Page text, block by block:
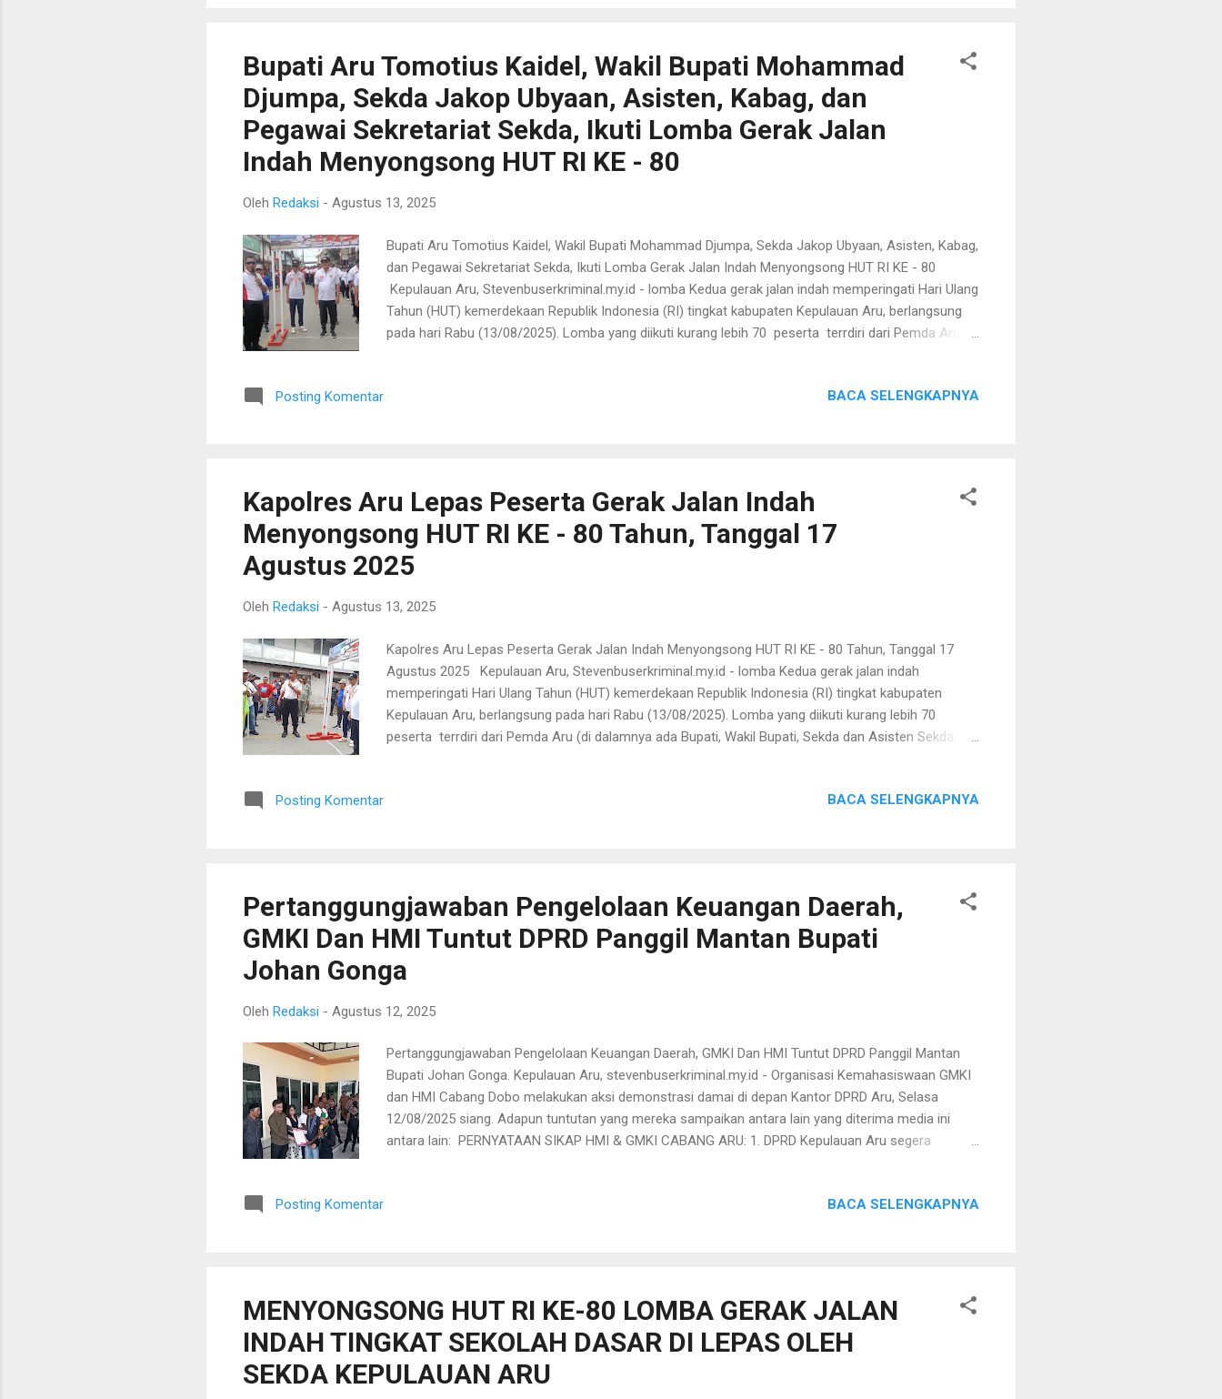
Bupati Aru Tomotius Kaidel, Wakil Bupati Mohammad
Djumpa, Sekda Jakop Ubyaan, Asisten, Kabag, dan
Pegawai Sekretariat Sekda, Ikuti Lomba Gerak Jalan
Indah Menyongsong HUT RI KE - 80
Oleh Redaksi - Agustus 13, 2025
Bupati Aru Tomotius Kaidel, Wakil Bupati Mohammad Djumpa, Sekda Jakop Ubyaan, Asisten, Kabag,
dan Pegawai Sekretariat Sekda, Ikuti Lomba Gerak Jalan Indah Menyongsong HUT RI KE - 80
Kepulauan Aru, Stevenbuserkriminal.my.id - lomba Kedua gerak jalan indah memperingati Hari Ulang
Tahun (HUT) kemerdekaan Republik Indonesia (RI) tingkat kabupaten Kepulauan Aru, berlangsung
pada hari Rabu (13/08/2025). Lomba yang diikuti kurang lebih 70 peserta terrdiri dari Pemda Aru (di
ORMAS, BUMN, Para Guru, RT/RW dan Mayarakat, dilepas oleh Kapolres AKBP Albert Perwira Sihite.
Posting Komentar BACA SELENGKAPNYA
Kapolres Aru Lepas Peserta Gerak Jalan Indah
Menyongsong HUT RI KE - 80 Tahun, Tanggal 17
Agustus 2025
Oleh Redaksi - Agustus 13, 2025
Kapolres Aru Lepas Peserta Gerak Jalan Indah Menyongsong HUT RI KE - 80 Tahun, Tanggal 17
Agustus 2025 Kepulauan Aru, Stevenbuserkriminal.my.id - lomba Kedua gerak jalan indah
memperingati Hari Ulang Tahun (HUT) kemerdekaan Republik Indonesia (RI) tingkat kabupaten
Kepulauan Aru, berlangsung pada hari Rabu (13/08/2025). Lomba yang diikuti kurang lebih 70
peserta terrdiri dari Pemda Aru (di dalamnya ada Bupati, Wakil Bupati, Sekda dan Asisten Sekda,
Kapolres AKBP Albert Perwira Sihite. Kegiatan mulai jam 14.00 WIT atau jam 2 siang, dengan start
Posting Komentar BACA SELENGKAPNYA
Pertanggungjawaban Pengelolaan Keuangan Daerah,
GMKI Dan HMI Tuntut DPRD Panggil Mantan Bupati
Johan Gonga
Oleh Redaksi - Agustus 12, 2025
Pertanggungjawaban Pengelolaan Keuangan Daerah, GMKI Dan HMI Tuntut DPRD Panggil Mantan
Bupati Johan Gonga. Kepulauan Aru, stevenbuserkriminal.my.id - Organisasi Kemahasiswaan GMKI
dan HMI Cabang Dobo melakukan aksi demonstrasi damai di depan Kantor DPRD Aru, Selasa
12/08/2025 siang. Adapun tuntutan yang mereka sampaikan antara lain yang diterima media ini
antara lain: PERNYATAAN SIKAP HMI & GMKI CABANG ARU: 1. DPRD Kepulauan Aru segera
GRAHA EDUKASI MAKASSAR, KAMPUS IKOPIN BANDUNG & AKA MIGAS CEPU. 2. DPRD Aru
Posting Komentar BACA SELENGKAPNYA
MENYONGSONG HUT RI KE-80 LOMBA GERAK JALAN
INDAH TINGKAT SEKOLAH DASAR DI LEPAS OLEH
SEKDA KEPULAUAN ARU